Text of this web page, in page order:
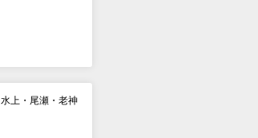
水上・尾瀬・老神